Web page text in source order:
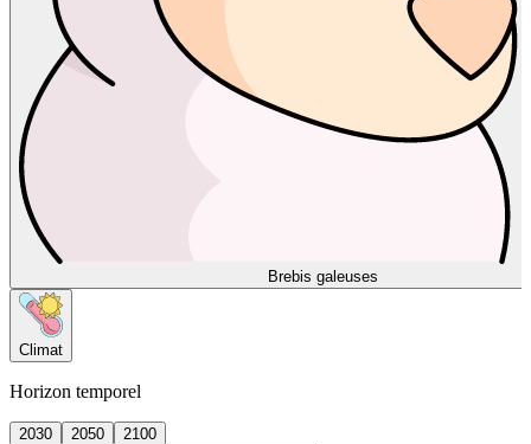
Brebis galeuses
Climat
Horizon temporel
2030 2050
2100